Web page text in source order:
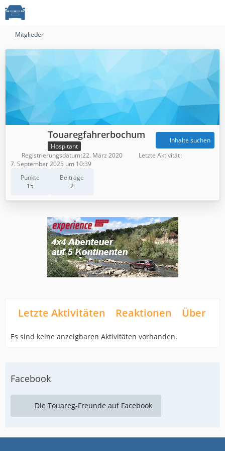
Mitglieder
Touaregfahrerbochum
Hospitant
Punkte
15
Beiträge
2
Inhalte suchen
Registrierungsdatum 22. März 2020
Letzte Aktivität
7. September 2025 um 10:39
Letzte Aktivitäten Reaktionen Über
Es sind keine anzeigbaren Aktivitäten vorhanden.
Facebook
Die Touareg-Freunde auf Facebook